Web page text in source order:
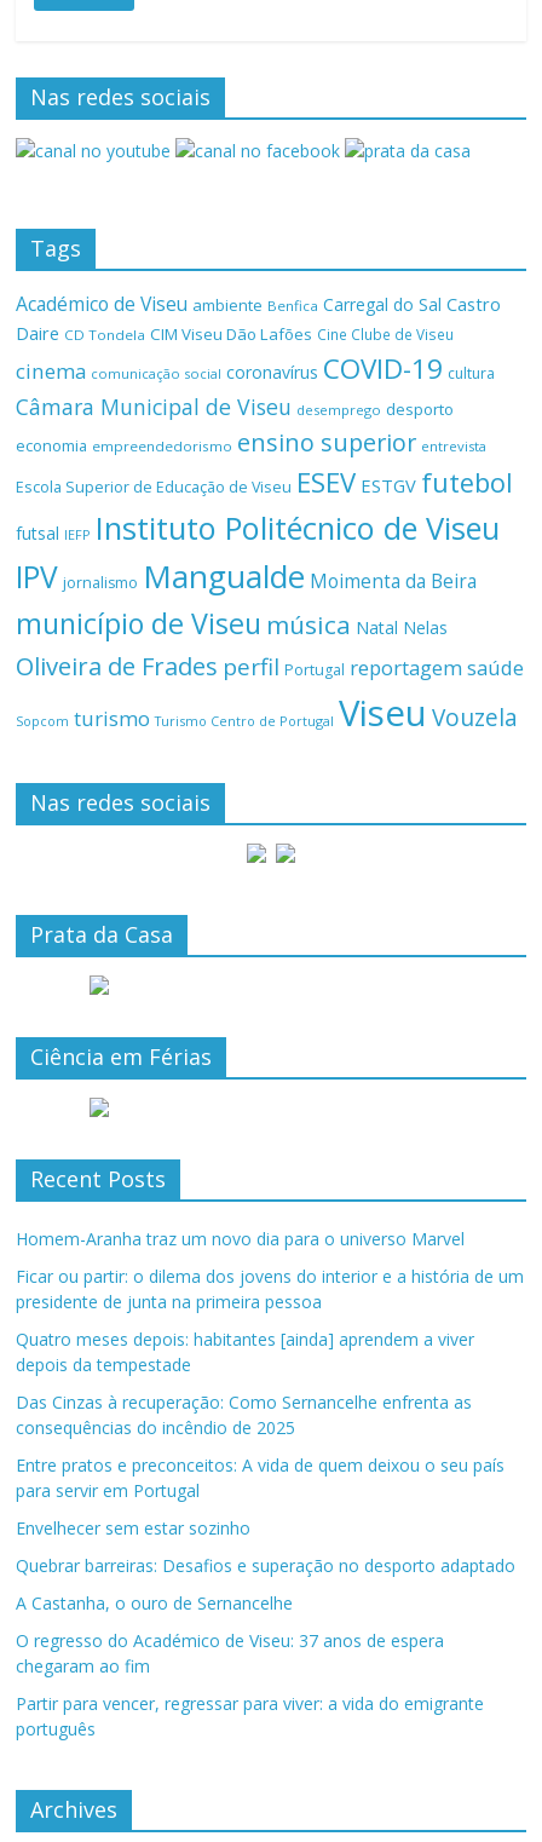
Nas redes sociais
Tags
Académico de Viseu ambiente Benfica Carregal do Sal Castro
Daire CD Tondela CIM Viseu Dão Lafões Cine Clube de Viseu
cinema comunicação social coronavírus COVID-19 cultura
Câmara Municipal de Viseu desemprego desporto
economia empreendedorismo ensino superior entrevista
Escola Superior de Educação de Viseu ESEV ESTGV futebol
futsal IEFP Instituto Politécnico de Viseu
IPV jornalismo Mangualde Moimenta da Beira
município de Viseu música Natal Nelas
Oliveira de Frades perfil Portugal reportagemsaúde
Sopcom turismo Turismo Centro de Portugal Viseu Vouzela
Nas redes sociais
Prata da Casa
Ciência em Férias
Recent Posts
Homem-Aranha traz um novo dia para o universo Marvel
Ficar ou partir: o dilema dos jovens do interior e a história de um
presidente de junta na primeira pessoa
Quatro meses depois: habitantes [ainda] aprendem a viver
depois da tempestade
Das Cinzas à recuperação: Como Sernancelhe enfrenta as
consequências do incêndio de 2025
Entre pratos e preconceitos: A vida de quem deixou o seu país
para servir em Portugal
Envelhecer sem estar sozinho
Quebrar barreiras: Desafios e superação no desporto adaptado
A Castanha, o ouro de Sernancelhe
O regresso do Académico de Viseu: 37 anos de espera
chegaram ao fim
Partir para vencer, regressar para viver: a vida do emigrante
português
Archives